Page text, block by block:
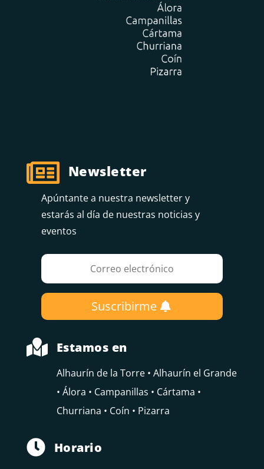
 Newsletter
Apúntante a nuestra newsletter y
estarás al día de nuestras noticias y
eventos
Suscribirme
 Estamos en
Alhaurín de la Torre • Alhaurín el Grande
• Álora • Campanillas • Cártama •
Churriana • Coín • Pizarra
 Horario